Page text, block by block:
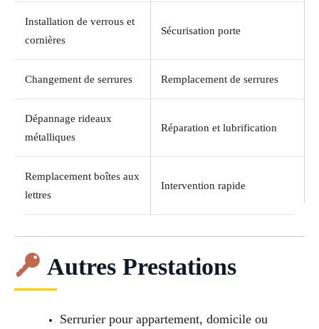
Installation de verrous et
cornières
Sécurisation porte
Changement de serrures Remplacement de serrures
Dépannage rideaux
métalliques
Réparation et lubrification
Remplacement boîtes aux
lettres
Intervention rapide
Autres Prestations
Serrurier pour appartement, domicile ou